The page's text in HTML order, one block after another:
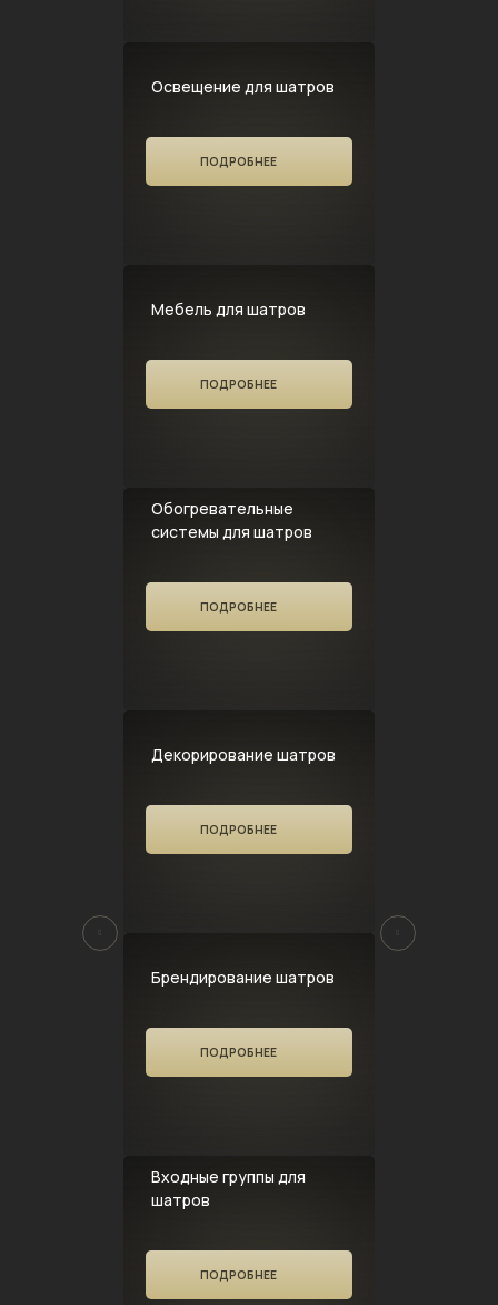
Освещение для шатров
ПОДРОБНЕЕ
Мебель для шатров
ПОДРОБНЕЕ
Обогревательные
системы для шатров
ПОДРОБНЕЕ
Декорирование шатров
ПОДРОБНЕЕ
Брендирование шатров
ПОДРОБНЕЕ
Входные группы для
шатров
ПОДРОБНЕЕ